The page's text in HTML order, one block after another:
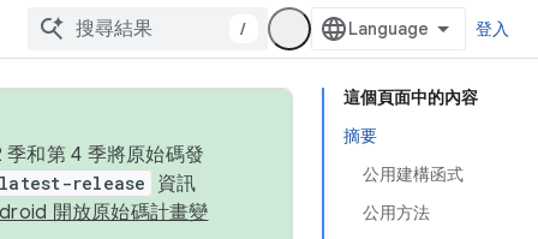
/ 登入
這個頁面中的內容
摘要
公用建構函式
公用方法
和第 4 季將原始碼發
release
資訊
開放原始碼計畫變